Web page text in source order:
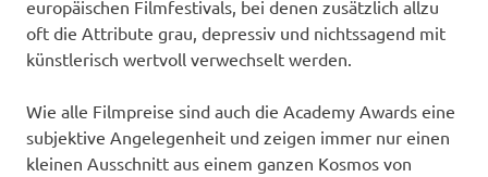
europäischen Filmfestivals, bei denen zusätzlich allzu
oft die Attribute grau, depressiv und nichtssagend mit
künstlerisch wertvoll verwechselt werden.
Wie alle Filmpreise sind auch die Academy Awards eine
subjektive Angelegenheit und zeigen immer nur einen
kleinen Ausschnitt aus einem ganzen Kosmos von